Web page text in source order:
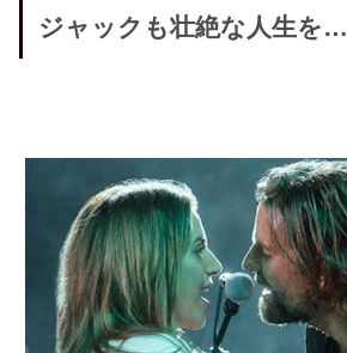
ジャックも壮絶な人生を…